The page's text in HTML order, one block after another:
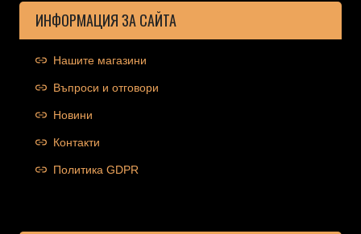
ИНФОРМАЦИЯ ЗА САЙТА
Нашите магазини
Въпроси и отговори
Новини
Контакти
Политика GDPR